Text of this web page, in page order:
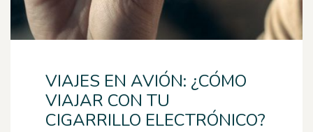
VIAJES EN AVIÓN: ¿CÓMO
VIAJAR CON TU
CIGARRILLO ELECTRÓNICO?